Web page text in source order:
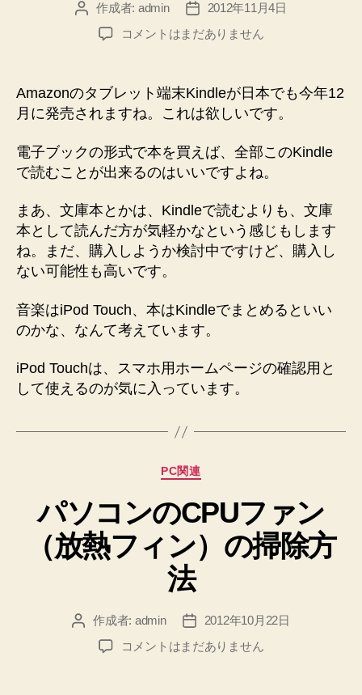
投 作成者: admin
投
稿
日
2012年11月4日
Amazon
欲
し
へ
の
コメントはまだありません
Amazonのタブレット端末Kindleが日本でも今年12
月に発売されますね。これは欲しいです。
電子ブックの形式で本を買えば、全部このKindle
で読むことが出来るのはいいですよね。
まあ、文庫本とかは、Kindleで読むよりも、文庫
本として読んだ方が気軽かなという感じもします
ね。まだ、購入しようか検討中ですけど、購入し
ない可能性も高いです。
音楽はiPod Touch、本はKindleでまとめるといい
のかな、なんて考えています。
iPod Touchは、スマホ用ホームページの確認用と
して使えるのが気に入っています。
カ
ゴ
リ
ー
PC関連
パソコンのCPUファン
（放熱フィン）の掃除方
法
投 作成者: admin
投
稿
日
2012年10月22日
パ
コメントはまだありません